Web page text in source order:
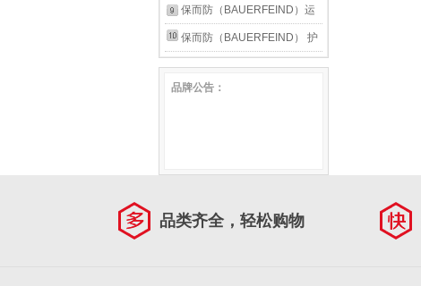
护具 新款银钛灰防滑款 5
半月板韧带损伤防护关节运动
护具 新款银钛灰防滑款 2
膝髌骨带GenuPoint加压按摩
轻便透气德国进口专业运动髌
保而防（BAUERFEIND）运
动护膝篮球跑步羽毛球护膝盖
护具 新款银钛灰常规款 4
保而防（BAUERFEIND） 护
膝髌骨带GenuPoint加压按摩
轻便透气德国进口专业运动髌
品牌公告：
品类齐全，轻松购物